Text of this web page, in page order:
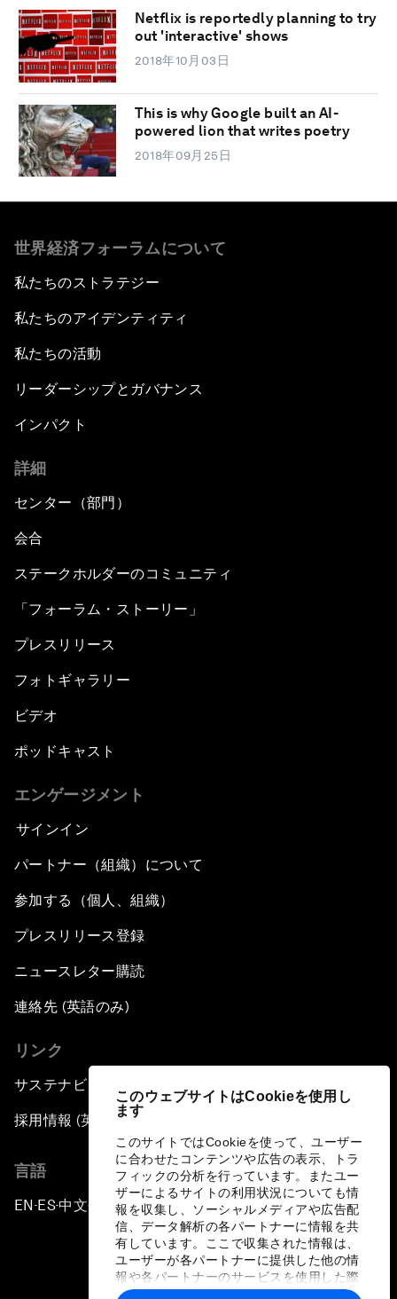
このウェブサイトはCookieを使用し
ます
このサイトではCookieを使って、ユーザー
に合わせたコンテンツや広告の表示、トラ
フィックの分析を行っています。またユー
ザーによるサイトの利用状況についても情
報を収集し、ソーシャルメディアや広告配
信、データ解析の各パートナーに情報を共
有しています。ここで収集された情報は、
ユーザーが各パートナーに提供した他の情
報や各パートナーのサービスを使用した際
に収集された情報と組み合わされ、各パー
Netflix is reportedly planning to try
out 'interactive' shows
2018年10月03日
This is why Google built an AI-
powered lion that writes poetry
2018年09月25日
世界経済フォーラムについて
私たちのストラテジー
私たちのアイデンティティ
私たちの活動
リーダーシップとガバナンス
インパクト
詳細
センター（部門）
会合
ステークホルダーのコミュニティ
「フォーラム・ストーリー」
プレスリリース
フォトギャラリー
ビデオ
ポッドキャスト
エンゲージメント
サインイン
パートナー（組織）について
参加する（個人、組織）
プレスリリース登録
ニュースレター購読
連絡先 (英語のみ)
リンク
サステナビリティへの取り組み
採用情報 (英語のみ)
言語
EN ▪ES▪中文▪ 日本語